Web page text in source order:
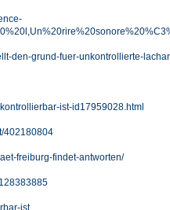
den-grund-fuer-unkontrollierte-
ist-id17959028.html
402180804
freiburg-findet-antworten/
ist